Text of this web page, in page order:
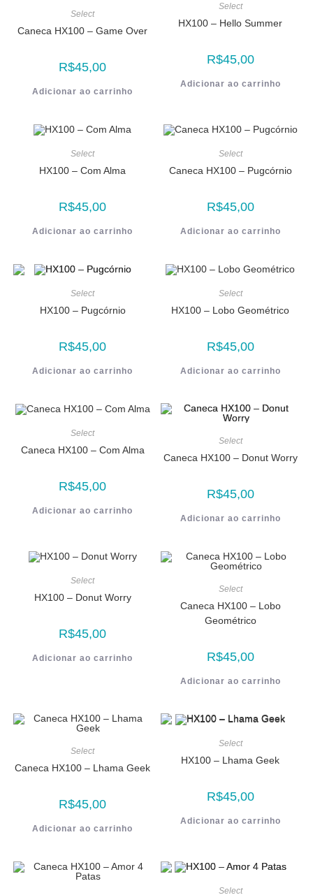
Select
Caneca HX100 – Game Over
R$45,00
Adicionar ao carrinho
Select
HX100 – Hello Summer
R$45,00
Adicionar ao carrinho
Select
HX100 – Com Alma
R$45,00
Adicionar ao carrinho
Select
Caneca HX100 – Pugcórnio
R$45,00
Adicionar ao carrinho
Select
HX100 – Pugcórnio
R$45,00
Adicionar ao carrinho
Select
HX100 – Lobo Geométrico
R$45,00
Adicionar ao carrinho
Select
Caneca HX100 – Com Alma
R$45,00
Adicionar ao carrinho
Select
Caneca HX100 – Donut Worry
R$45,00
Adicionar ao carrinho
Select
HX100 – Donut Worry
R$45,00
Adicionar ao carrinho
Select
Caneca HX100 – Lobo
Geométrico
R$45,00
Adicionar ao carrinho
Select
Caneca HX100 – Lhama Geek
R$45,00
Adicionar ao carrinho
Select
HX100 – Lhama Geek
R$45,00
Adicionar ao carrinho
Select